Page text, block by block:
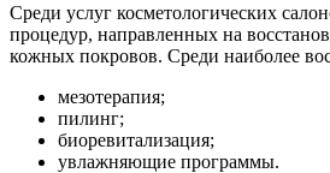
Среди услуг косметологических
процедур, направленных на
кожных покровов. Среди наиболее
мезотерапия;
пилинг;
биоревитализация;
увлажняющие программы.